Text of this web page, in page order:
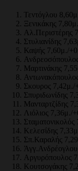
Τεντόγλου
Ξενικάκης
Αλ.Περιστέρης
Στυλιανίδης
Καψής 7,60μ./
Μαρτινάκης
Σκουρος
Σπυριδωνίδης
Μανταρτζίδης
Λιόλιος 7,36μ./
Κελεσίδης
Σπ.Καραλής
Αργυρόπουλος
Κουτσογάκης